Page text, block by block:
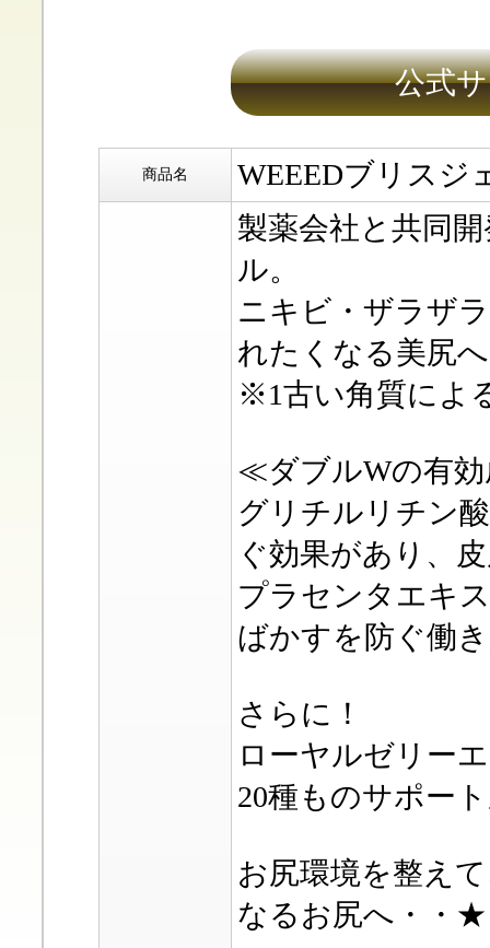
公式
商品名 WEEEDブリスジ
製薬会社と共同
ル。
ニキビ・ザラザ
れたくなる美尻
※1古い角質によ
≪ダブルWの有
グリチルリチン
ぐ効果があり、
プラセンタエキ
ばかすを防ぐ働
さらに！
ローヤルゼリー
20種ものサポー
お尻環境を整え
なるお尻へ・・★